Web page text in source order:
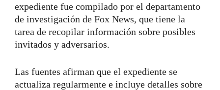
expediente fue compilado por el departamento
de investigación de Fox News, que tiene la
tarea de recopilar información sobre posibles
invitados y adversarios.
Las fuentes afirman que el expediente se
actualiza regularmente e incluye detalles sobre